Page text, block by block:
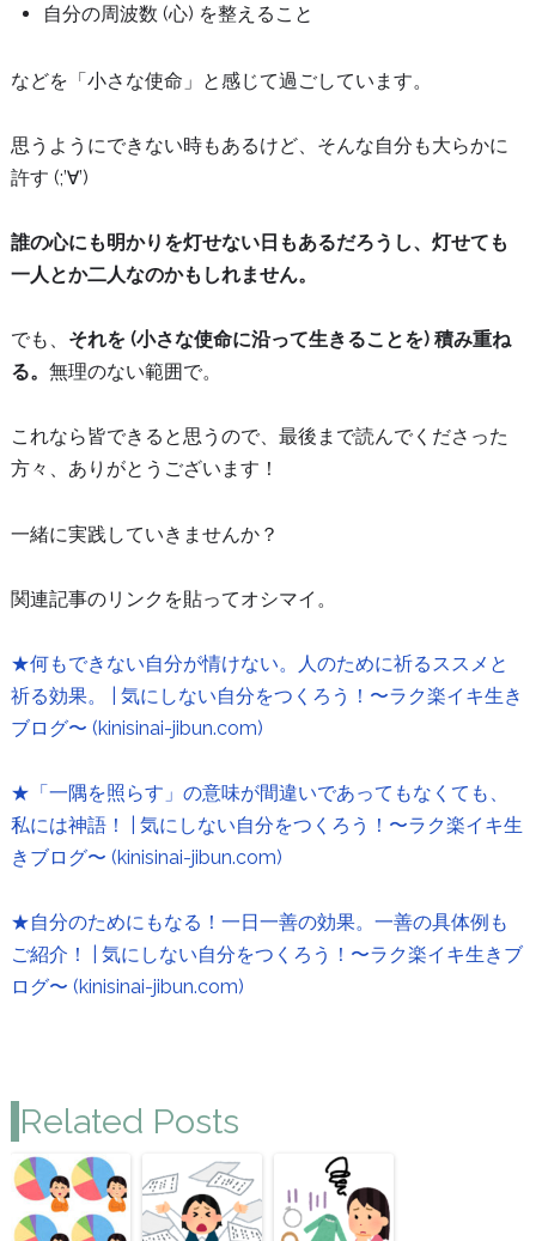
自分の周波数 (心) を整えること
などを「小さな使命」と感じて過ごしています。
思うようにできない時もあるけど、そんな自分も大らかに
許す (;’∀’)
誰の心にも明かりを灯せない日もあるだろうし、灯せても
一人とか二人なのかもしれません。
でも、 それを (小さな使命に沿って生きることを) 積み重ね
る。 無理のない範囲で。
これなら皆できると思うので、最後まで読んでくださった
方々、ありがとうございます！
一緒に実践していきませんか？
関連記事のリンクを貼ってオシマイ。
★何もできない自分が情けない。人のために祈るススメと
祈る効果。 | 気にしない自分をつくろう！〜ラク楽イキ生き
ブログ〜 (kinisinai-jibun.com)
★「一隅を照らす」の意味が間違いであってもなくても、
私には神語！ | 気にしない自分をつくろう！〜ラク楽イキ生
きブログ〜 (kinisinai-jibun.com)
★自分のためにもなる！一日一善の効果。一善の具体例も
ご紹介！ | 気にしない自分をつくろう！〜ラク楽イキ生きブ
ログ〜 (kinisinai-jibun.com)
Related Posts